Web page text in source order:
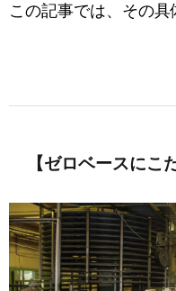
この記事では、その具
【ゼロベースにこ